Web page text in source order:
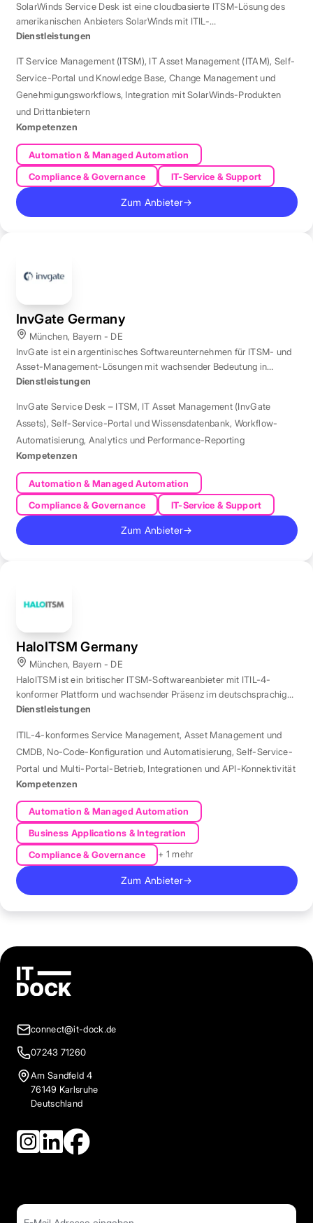
SolarWinds Service Desk ist eine cloudbasierte ITSM-Lösung des
amerikanischen Anbieters SolarWinds mit ITIL-
Prozessunterstützung.
Dienstleistungen
IT Service Management (ITSM), IT Asset Management (ITAM), Self-
Service-Portal und Knowledge Base, Change Management und
Genehmigungsworkflows, Integration mit SolarWinds-Produkten
und Drittanbietern
Kompetenzen
Automation & Managed Automation
Compliance & Governance
IT-Service & Support
Zum Anbieter→
InvGate Germany
München, Bayern - DE
InvGate ist ein argentinisches Softwareunternehmen für ITSM- und
Asset-Management-Lösungen mit wachsender Bedeutung in
Europa.
Dienstleistungen
InvGate Service Desk – ITSM, IT Asset Management (InvGate
Assets),Self-Service-Portal und Wissensdatenbank, Workflow-
Automatisierung, Analytics und Performance-Reporting
Kompetenzen
Automation & Managed Automation
Compliance & Governance
IT-Service & Support
Zum Anbieter→
HaloITSM Germany
München, Bayern - DE
HaloITSM ist ein britischer ITSM-Softwareanbieter mit ITIL-4-
konformer Plattform und wachsender Präsenz im deutschsprachigen
Markt.
Dienstleistungen
ITIL-4-konformes Service Management, Asset Management und
CMDB, No-Code-Konfiguration und Automatisierung,Self-Service-
Portal und Multi-Portal-Betrieb, Integrationen und API-Konnektivität
Kompetenzen
Automation & Managed Automation
Business Applications & Integration
Compliance & Governance
+ 1 mehr
Zum Anbieter→
connect@it-dock.de
07243 71260
Am Sandfeld 4
76149 Karlsruhe
Deutschland